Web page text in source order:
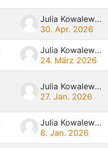
Julia Kowalewski
30. Apr. 2026
Julia Kowalewski
24. März 2026
Julia Kowalewski
27. Jan. 2026
Julia Kowalewski
8. Jan. 2026